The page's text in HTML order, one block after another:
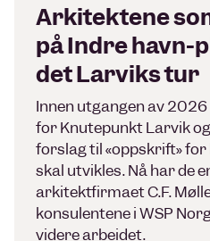
Arkitektene
på Indre havn-
det Larviks tur
Innen utgangen av
for Knutepunkt Larvik
forslag til «oppskrift»
skal utvikles. Nå har de
arkitektfirmaet C.F.
konsulentene i WSP
videre arbeidet.